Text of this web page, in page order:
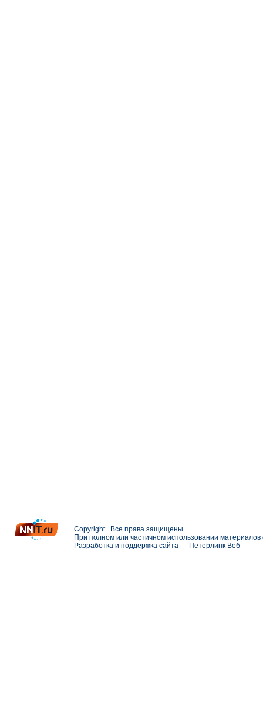
Copyright . Все права защищены
При полном или частичном использовании
Разработка и поддержка сайта — Петерлинк Веб